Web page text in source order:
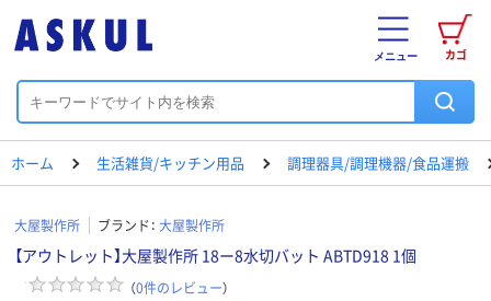
カゴ
メニュー
ホーム 生活雑貨/キッチン用品 調理器具/調理機器/食品運搬
大屋製作所 ブランド： 大屋製作所
【アウトレット】大屋製作所 18ー8水切バット ABTD918 1個
（0件のレビュー）